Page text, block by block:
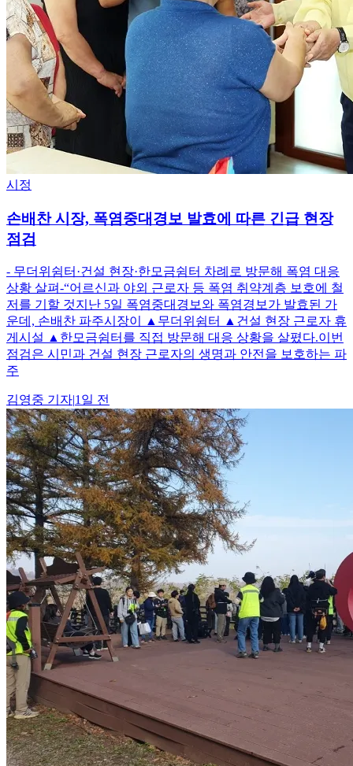
시정
손배찬 시장, 폭염중대경보 발효에 따른 긴급 현장
점검
- 무더위쉼터·건설 현장·한모금쉼터 차례로 방문해 폭염 대응
상황 살펴-“어르신과 야외 근로자 등 폭염 취약계층 보호에 철
저를 기할 것지난 5일 폭염중대경보와 폭염경보가 발효된 가
운데, 손배찬 파주시장이 ▲무더위쉼터 ▲건설 현장 근로자 휴
게시설 ▲한모금쉼터를 직접 방문해 대응 상황을 살폈다.이번
점검은 시민과 건설 현장 근로자의 생명과 안전을 보호하는 파
주
김영중 기자|1일 전